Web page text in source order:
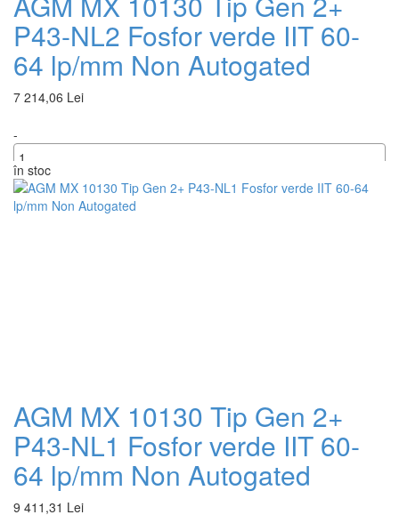
P43-NL2 Fosfor verde IIT 60-
64 lp/mm Non Autogated
7 214,06 Lei
-
+
în stoc
AGM MX 10130 Tip Gen 2+
P43-NL1 Fosfor verde IIT 60-
64 lp/mm Non Autogated
9 411,31 Lei